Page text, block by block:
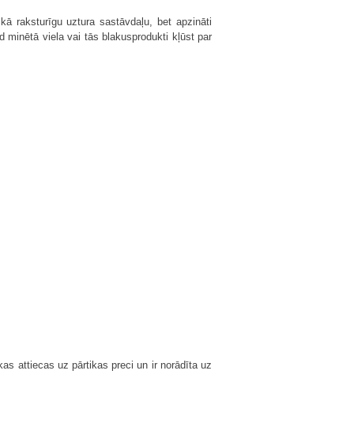
raksturīgu uztura sastāvdaļu, bet apzināti
minētā viela vai tās blakusprodukti kļūst par
attiecas uz pārtikas preci un ir norādīta uz